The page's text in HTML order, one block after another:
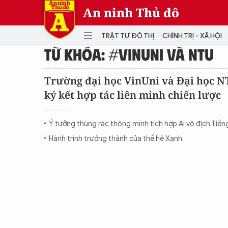
An ninh Thủ đô
TRẬT TỰ ĐÔ THỊ CHÍNH TRỊ - XÃ HỘI
TRẬT TỰ ĐÔ THỊ
THẾ GIỚI
THÀNH PHỐ THÔNG MINH
TỪ KHÓA: #VINUNI VÀ NTU
Trường đại học VinUni và Đại học
ký kết hợp tác liên minh chiến lược
Ý tưởng thùng rác thông minh tích hợp AI vô địch
Hành trình trưởng thành của thế hệ Xanh